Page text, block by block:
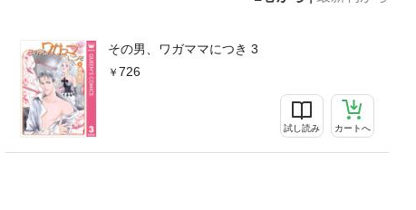
その男、ワガママにつき 3
726
試し読み カートへ